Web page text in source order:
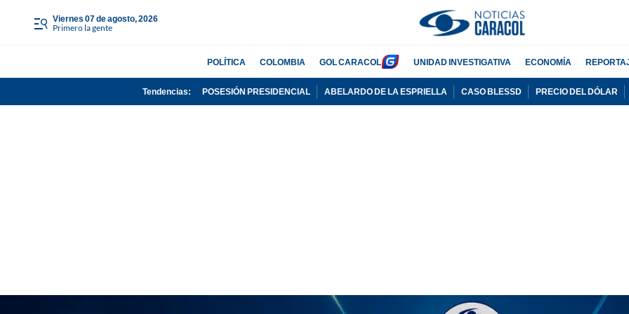
viernes 07 de agosto, 2026
Primero la gente
POLÍTICA COLOMBIA GOL CARACOL UNIDAD INVESTIGATIVA ECONOMÍA
Tendencias: POSESIÓN PRESIDENCIAL ABELARDO DE LA ESPRIELLA CASO BLESSD PRECIO DEL DÓLAR